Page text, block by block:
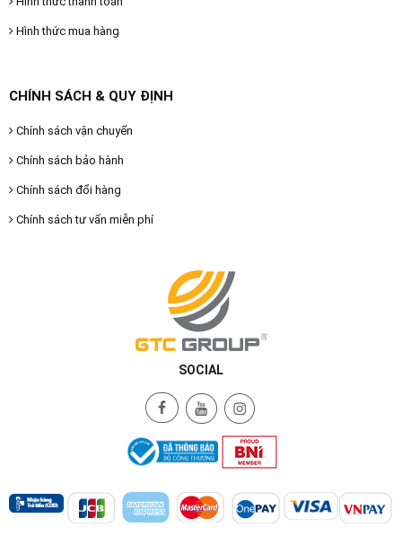
Hình thức mua hàng
CHÍNH SÁCH & QUY ĐỊNH
Chính sách vận chuyển
Chính sách bảo hành
Chính sách đổi hàng
Chính sách tư vấn miễn phí
SOCIAL